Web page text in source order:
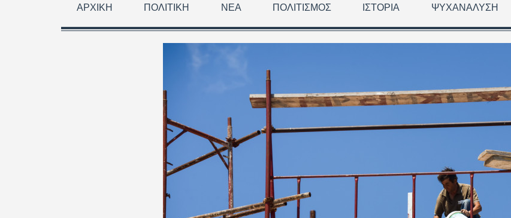
ΑΡΧΙΚΉ ΠΟΛΙΤΙΚΉ ΝΈΑ ΠΟΛΙΤΙΣΜΌΣ ΙΣΤΟΡΊΑ ΨΥΧΑΝΆΛΥΣΗ